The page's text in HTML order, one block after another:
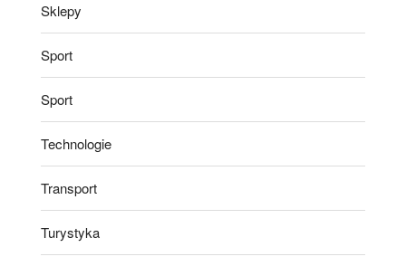
Sklepy
Sport
Sport
Technologie
Transport
Turystyka